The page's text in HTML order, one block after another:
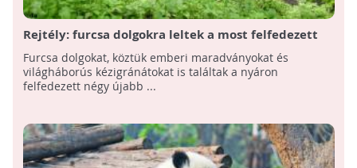
Rejtély: furcsa dolgokra leltek a most felfedezett
szlovák barlangokban
Furcsa dolgokat, köztük emberi maradványokat és
világháborús kézigránátokat is találtak a nyáron
felfedezett négy újabb ...